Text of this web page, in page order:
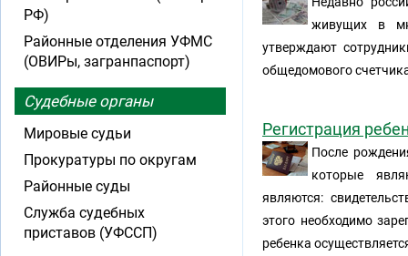
живущих в
утверждают
общедомового
Регистрация
После
которые
являются:
этого необходимо
ребенка
РФ)
Районные отделения УФМС
(ОВИРы, загранпаспорт)
Судебные органы
Мировые судьи
Прокуратуры по округам
Районные суды
Служба судебных
приставов (УФССП)